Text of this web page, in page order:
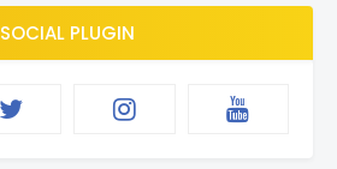
SOCIAL PLUGIN